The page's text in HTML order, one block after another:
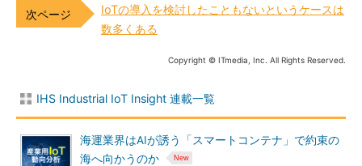
IoTの導入を検討したこともないというケースは
数多くある
Copyright © ITmedia, Inc. All Rights Reserved.
IHS Industrial IoT Insight 連載一覧
海運業界はAIが誘う「スマートコンテナ」で約束の
海へ向かうのか